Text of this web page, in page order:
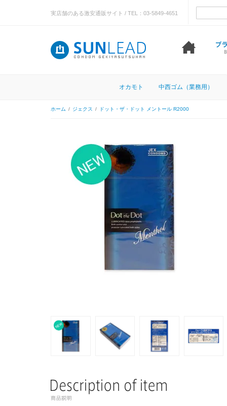
実店舗のある激安通販サイト / TEL：03-5849-4651
オカモト 中西ゴム（業務用）
ホーム / ジェクス / ドット・ザ・ドット メントール R2000